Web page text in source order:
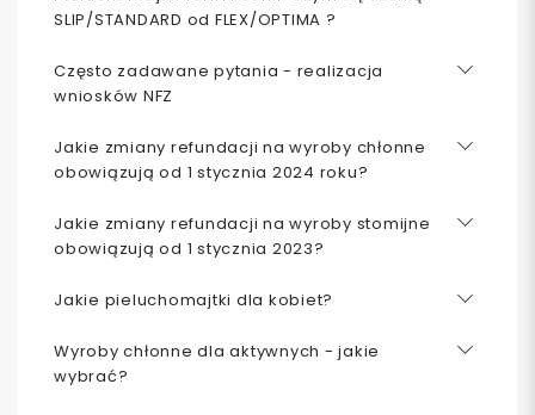
SLIP/STANDARD od FLEX/OPTIMA ?
Często zadawane pytania - realizacja
wniosków NFZ
Jakie zmiany refundacji na wyroby chłonne
obowiązują od 1 stycznia 2024 roku?
Jakie zmiany refundacji na wyroby stomijne
obowiązują od 1 stycznia 2023?
Jakie pieluchomajtki dla kobiet?
Wyroby chłonne dla aktywnych - jakie
wybrać?